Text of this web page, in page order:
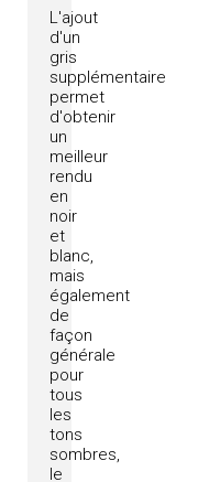
L'ajout
d'un
gris
supplémentaire
permet
d'obtenir
un
meilleur
rendu
en
noir
et
blanc,
mais
également
de
façon
générale
pour
tous
les
tons
sombres,
le